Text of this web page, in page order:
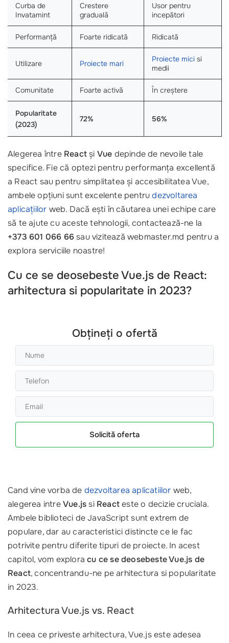
Curba de
Invatamint
Crestere
graduală
Usor pentru
incepători
Performanță Foarte ridicată Ridicată
Utilizare Proiecte mari Proiecte mici si
medii
Comunitate Foarte activă În creștere
Popularitate
(2023)
72% 56%
Alegerea între Reactși Vue depinde de nevoile tale
specifice. Fie că optezi pentru performanța excellentă
a React sau pentru simplitatea și accesibilitatea Vue,
ambele opțiuni sunt excelente pentrudezvoltarea
aplicațiilor web. Dacă ești în căutarea unei echipe care
să te ajute cu aceste tehnologii, contactează-ne la
+373 601 066 66sau vizitează webmaster.md pentru a
explora serviciile noastre!
Cu ce se deosebeste Vue.js de React:
arhitectura si popularitate in 2023?
Obțineți o ofertă
Solicită oferta
Cand vine vorba de dezvoltarea aplicatiilor web,
alegerea intreVue.jssi Reacteste o decizie cruciala.
Ambele biblioteci de JavaScript sunt extrem de
populare, dar au caracteristici distincte ce le fac
potrivite pentru diferite tipuri de proiecte. In acest
capitol, vom exploracu ce se deosebeste Vue.js de
React, concentrandu-ne pe arhitectura si popularitate
in 2023.
Arhitectura Vue.js vs. React
In ceea ce priveste arhitectura, Vue.js este adesea